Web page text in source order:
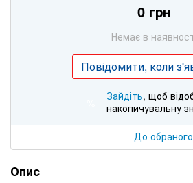
0 грн
Немає в
Повідомити, коли
Зайдіть, щоб
накопичувальну
До обраного
Опис